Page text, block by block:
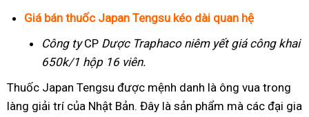
Giá bán thuốc Japan Tengsu kéo dài quan hệ
Công tyCP Dược Traphaconiêm yết giá công khai
650k/1 hộp 16 viên.
Thuốc Japan Tengsu được mệnh danh là ông vua trong
làng giải trí của Nhật Bản. Đây là sản phẩm mà các đại gia